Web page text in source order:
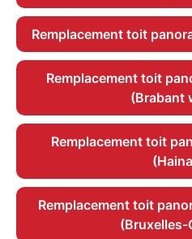
Remplacement toit
Remplacement toit
(Brabant
Remplacement toit
Remplacement toit
(Bruxelles-